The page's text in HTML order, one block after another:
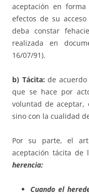
aceptación en
efectos de su
deba constar
realizada en
16/07/91).
b) Tácita: de acuerdo
que se hace por
voluntad de
sino con la cualidad
Por su parte, el
aceptación tácita de
herencia:
Cuando el